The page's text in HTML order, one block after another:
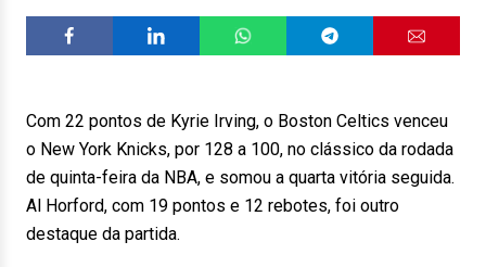
Com 22 pontos de Kyrie Irving, o Boston Celtics venceu
o New York Knicks, por 128 a 100, no clássico da rodada
de quinta-feira da NBA, e somou a quarta vitória seguida.
Al Horford, com 19 pontos e 12 rebotes, foi outro
destaque da partida.